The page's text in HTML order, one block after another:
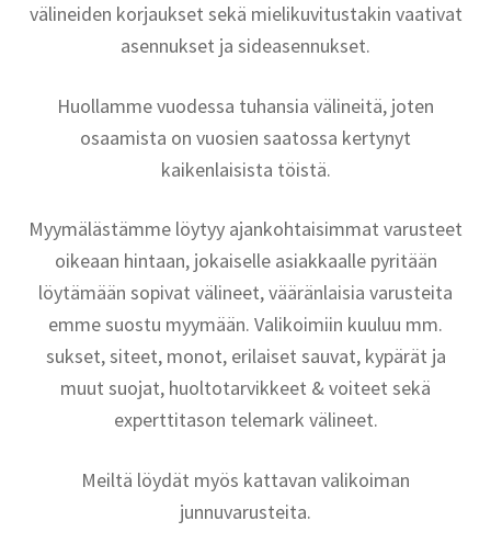
välineiden korjaukset sekä mielikuvitustakin vaativat
asennukset ja sideasennukset.
Huollamme vuodessa tuhansia välineitä, joten
osaamista on vuosien saatossa kertynyt
kaikenlaisista töistä.
Myymälästämme löytyy ajankohtaisimmat varusteet
oikeaan hintaan, jokaiselle asiakkaalle pyritään
löytämään sopivat välineet, vääränlaisia varusteita
emme suostu myymään. Valikoimiin kuuluu mm.
sukset, siteet, monot, erilaiset sauvat, kypärät ja
muut suojat, huoltotarvikkeet & voiteet sekä
experttitason telemark välineet.
Meiltä löydät myös kattavan valikoiman
junnuvarusteita.